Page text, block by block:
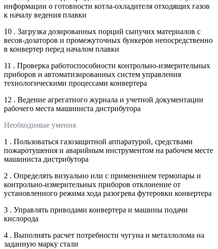
информации о готовности котла-охладителя отходящих газов
к началу ведения плавки
10 . Загрузка дозированных порций сыпучих материалов с
весов-дозаторов и промежуточных бункеров непосредственно
в конвертер перед началом плавки
11 . Проверка работоспособности контрольно-измерительных
приборов и автоматизированных систем управления
технологическими процессами конвертера
12 . Ведение агрегатного журнала и учетной документации
рабочего места машиниста дистрибутора
Необходимые умения
1 . Пользоваться газозащитной аппаратурой, средствами
пожаротушения и аварийным инструментом на рабочем месте
машиниста дистрибутора
2 . Определять визуально или с применением термопары и
контрольно-измерительных приборов отклонение от
установленного режима хода разогрева футеровки конвертера
3 . Управлять приводами конвертера и машины подачи
кислорода
4 . Выполнять расчет потребности чугуна и металлолома на
заданную марку стали